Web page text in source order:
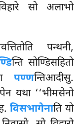
सो अलाभो
पन्थनी,
न्ति सोण्डिसहितो
पण्णन्तिआदीसु.
यथा ‘‘भीमसेनो
विसभागेनाति यो